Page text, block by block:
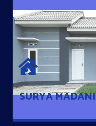
SURYA
SURYA
Satu-satunya Hunian
jutaan dengan lokasi